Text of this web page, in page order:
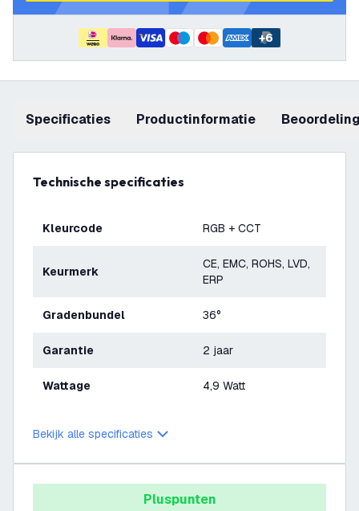
+6
Specificaties productinformatie
Technische specificaties
Kleurcode RGB + CCT
Keurmerk
CE, EMC, ROHS, LVD,
ERP
Gradenbundel 36°
Garantie 2 jaar
Wattage 4,9 Watt
Bekijk alle specificaties
Pluspunten